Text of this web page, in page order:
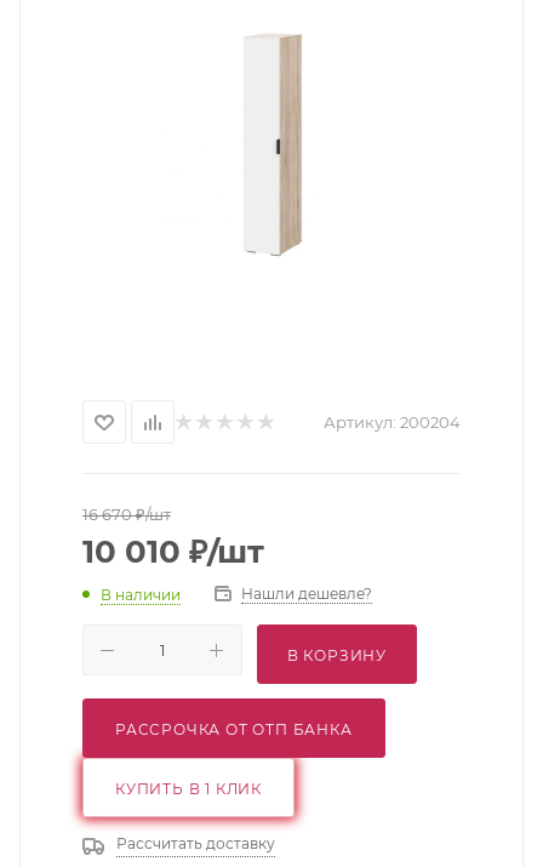
Артикул: 200204
16 670₽/шт
10 010 ₽/шт
В наличии Нашли дешевле?
В КОРЗИНУ
РАССРОЧКА ОТ ОТП БАНКА
КУПИТЬ В 1 КЛИК
Рассчитать доставку